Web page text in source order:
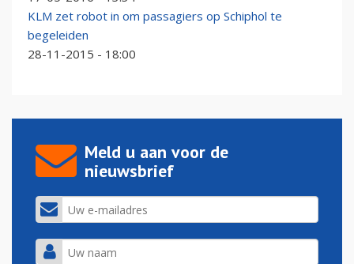
KLM zet robot in om passagiers op Schiphol te
begeleiden
28-11-2015 - 18:00
Meld u aan voor de
nieuwsbrief